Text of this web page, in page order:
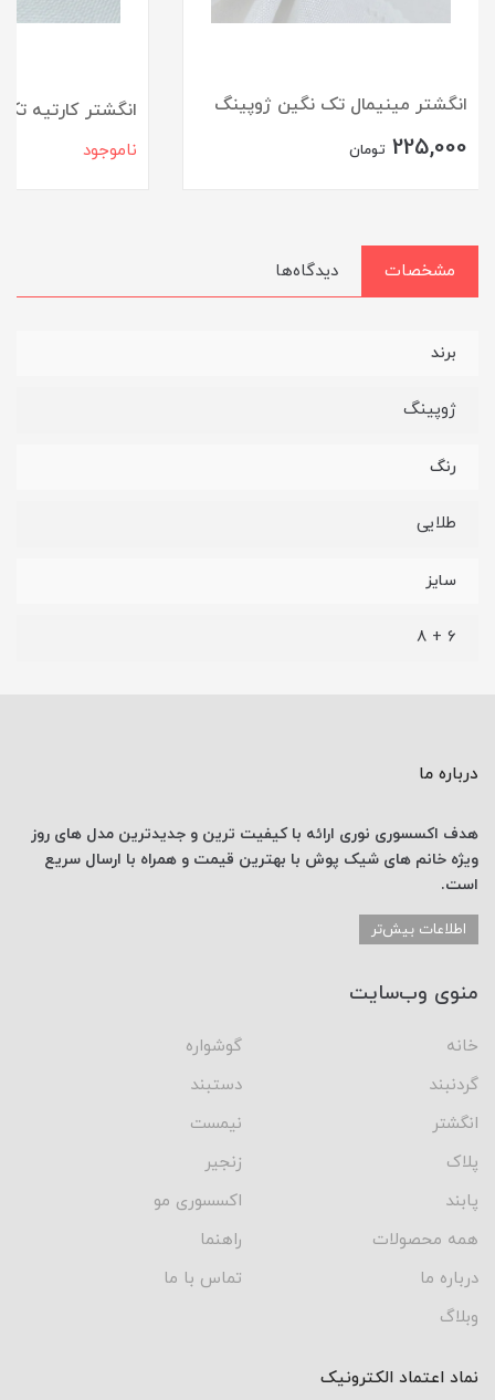
انگشتر مینیمال تک نگین ژوپینگ
225,000 تومان
انگشتر کارتیه
ناموجود
مشخصات دیدگاه‌ها
برند
ژوپینگ
رنگ
طلایی
سایز
6 + 8
درباره ما
هدف اکسسوری نوری ارائه با کیفیت ترین و جدیدترین مدل های روز
ویژه خانم های شیک پوش با بهترین قیمت و همراه با ارسال سریع
است.
اطلاعات بیش‌تر
منوی وب‌سایت
خانه
گوشواره
گردنبند
دستبند
انگشتر
نیمست
پلاک
زنجیر
پابند
اکسسوری مو
همه محصولات
راهنما
درباره ما
تماس با ما
وبلاگ
نماد اعتماد الکترونیک